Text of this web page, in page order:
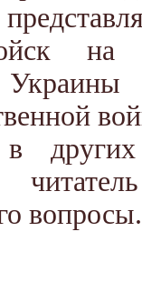
на
других
вопросы.